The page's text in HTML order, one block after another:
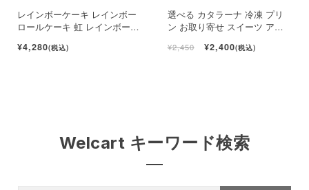
レインボーケーキ レインボー
ロールケーキ 虹 レインボース
¥4,280(税込)
選べる カタラーナ 冷凍 プリ
ン お取り寄せ スイーツ アイ
¥2,450 ¥2,400(税込)
Welcart キーワード検索